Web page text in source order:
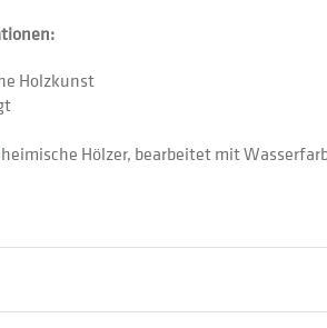
Holzkunst
Hölzer, bearbeitet mit